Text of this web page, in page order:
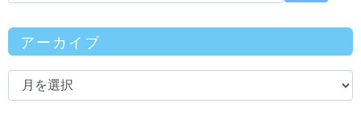
アーカイブ